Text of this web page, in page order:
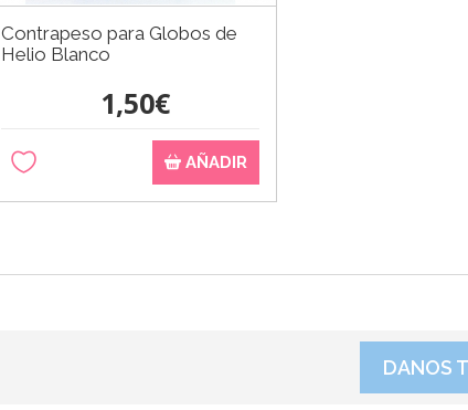
Contrapeso para Globos de
Helio Blanco
1,50€
AÑADIR
DANOS